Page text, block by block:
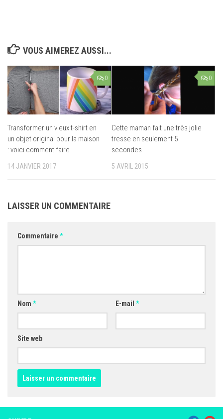
VOUS AIMEREZ AUSSI...
0
Transformer un vieux t-shirt en
un objet original pour la maison
: voici comment faire
14 JANVIER 2017
0
Cette maman fait une très jolie
tresse en seulement 5
secondes
5 AVRIL 2015
LAISSER UN COMMENTAIRE
Commentaire *
Nom * E-mail *
Site web